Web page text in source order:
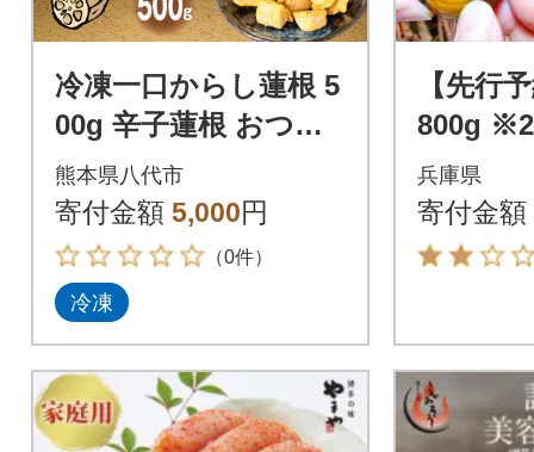
冷凍一口からし蓮根 5
00g 辛子蓮根 おつま
み 惣菜_062-4519-D
熊本県八代市
寄付金額 5,000円
（0件）
冷凍
【先行
800g
旬以降
兵庫県
寄付金額